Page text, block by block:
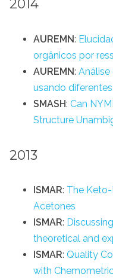
2014
AUREMN:
orgânicos por
AUREMN:
usando
SMASH: Can
Structure
2013
ISMAR: The
Acetones
ISMAR:
theoretical and
ISMAR: Quality
with